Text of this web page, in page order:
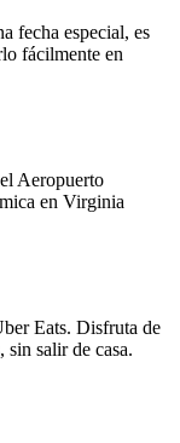
fecha especial, es
fácilmente en
Aeropuerto
en Virginia
Eats. Disfruta de
salir de casa.